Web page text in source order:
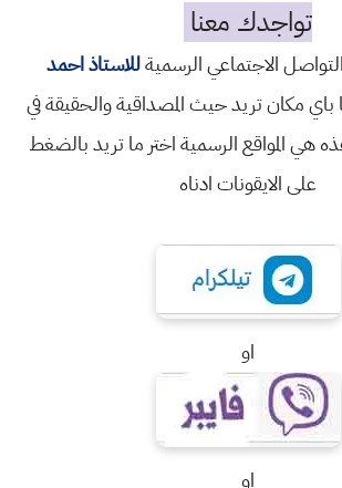
تواجدك معنا
الاجتماعي الرسميةللاستاذ احمد
باي مكان تريد حيث المصداقية والحقيقة في
هي المواقع الرسمية اختر ما تريد بالضغط
على الايقونات ادناه
او
او